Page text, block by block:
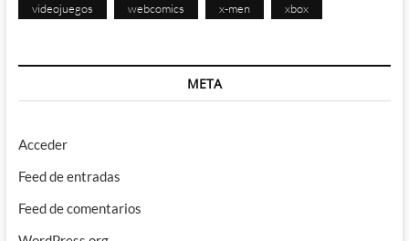
videojuegos webcomics x-men xbox
META
Acceder
Feed de entradas
Feed de comentarios